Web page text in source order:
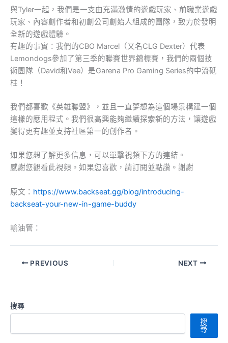
與Tyler一起，我們是一支由充滿激情的遊戲玩家、前職業遊戲
玩家、內容創作者和初創公司創始人組成的團隊，致力於發明
全新的遊戲體驗。
有趣的事實：我們的CBO Marcel（又名CLG Dexter）代表
Lemondogs參加了第三季的聯賽世界錦標賽，我們的兩個技
術團隊（David和Vee）是Garena Pro Gaming Series的中流砥
柱！
我們都喜歡《英雄聯盟》，並且一直夢想為這個場景構建一個
這樣的應用程式。我們很高興能夠繼續探索新的方法，讓遊戲
變得更有趣並支持社區第一的創作者。
如果您想了解更多信息，可以單擊視頻下方的連結。
感謝您觀看此視頻。如果您喜歡，請訂閱並點讚。謝謝
原文： https://www.backseat.gg/blog/introducing-
backseat-your-new-in-game-buddy
輸油管：
PREVIOUS NEXT
搜尋
搜
尋